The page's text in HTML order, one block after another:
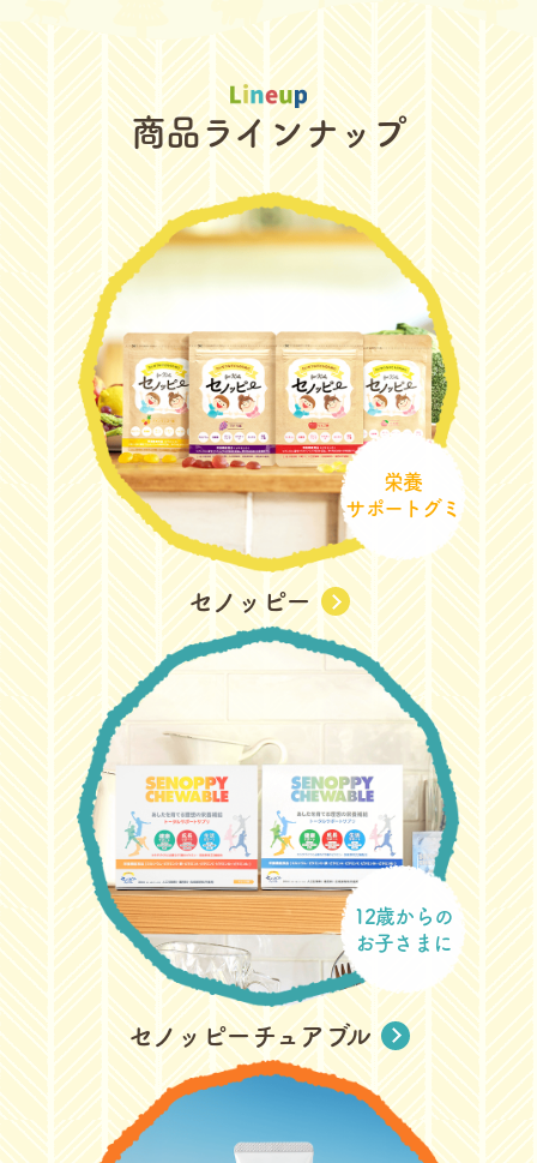
商品ラインナップ
栄養
サポートグミ
セノッピー
12歳からの
お子さまに
セノッピーチュアブル